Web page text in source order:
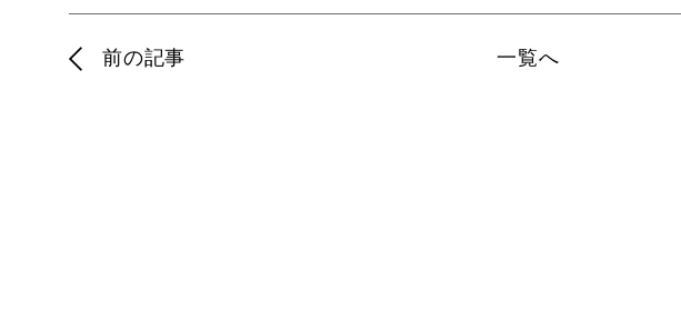
前の記事 一覧へ